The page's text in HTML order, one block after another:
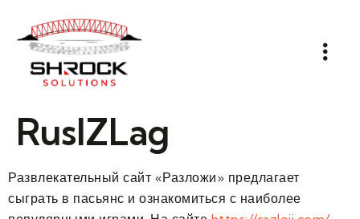
RuslZLag
Развлекательный сайт «Разложи» предлагает
сыграть в пасьянс и ознакомиться с наиболее